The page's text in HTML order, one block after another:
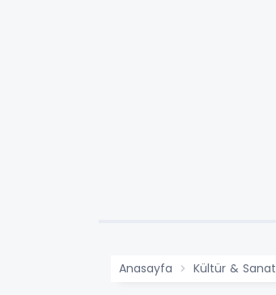
Anasayfa Kültür & Sanat